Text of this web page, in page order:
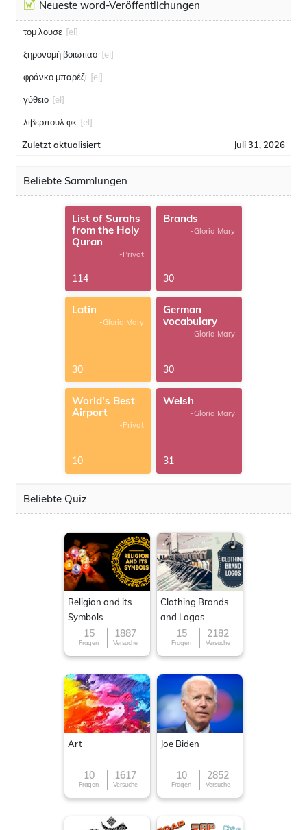
Neueste word-Veröffentlichungen
τομ λουσε [el]
ξηρονομή βοιωτίασ [el]
φράνκο μπαρέζι [el]
γύθειο [el]
λίβερπουλ φκ [el]
Zuletzt aktualisiert Juli 31, 2026
Beliebte Sammlungen
List of Surahs
from the Holy
Quran
-Privat
114
Brands
-Gloria Mary
30
Latin
-Gloria Mary
30
German
vocabulary
-Gloria Mary
30
World's Best
Airport
-Privat
10
Welsh
-Gloria Mary
31
Beliebte Quiz
Religion and its
Symbols
15
Fragen
1887
Versuche
Clothing Brands
and Logos
15
Fragen
2182
Versuche
Art
10
Fragen
1617
Versuche
Joe Biden
10
Fragen
2852
Versuche